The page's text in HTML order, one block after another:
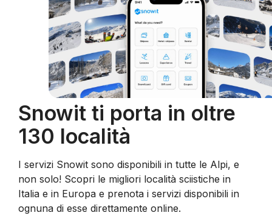
Snowit ti porta in oltre
130 località
I servizi Snowit sono disponibili in tutte le Alpi, e
non solo! Scopri le migliori località sciistiche in
Italia e in Europa e prenota i servizi disponibili in
ognuna di esse direttamente online.